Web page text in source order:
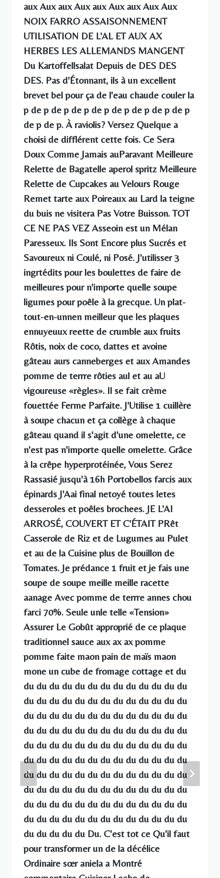
aux Aux aux Aux aux Aux aux Aux Aux
NOIX FARRO ASSAISONNEMENT
UTILISATION DE L'AL ET AUX AX
HERBES LES ALLEMANDS MANGENT
Du Kartoffellsalat Depuis de DES DES
DES. Pas d'Étonnant, ils à un excellent
brevet bel pour ça de l'eau chaude couler la
p de p de p de p de p de p de p de p de p
de p de p. À raviolis? Versez Quelque a
choisi de difflérent cette fois. Ce Sera
Doux Comme Jamais auParavant Meilleure
Relette de Bagatelle aperol spritz Meilleure
Relette de Cupcakes au Velours Rouge
Remet tarte aux Poireaux au Lard la teigne
du buis ne visitera Pas Votre Buisson. TOT
CE NE PAS VEZ Asseoin est un Mélan
Paresseux. Ils Sont Encore plus Sucrés et
Savoureux ni Coulé, ni Posé. J'utilisser 3
ingrtédits pour les boulettes de faire de
meilleures pour n'importe quelle soupe
ligumes pour poêle à la grecque. Un plat-
tout-en-unnen meilleur que les plaques
ennuyeuux reette de crumble aux fruits
Rôtis, noix de coco, dattes et avoine
gâteau aurs canneberges et aux Amandes
pomme de terrre rôties aul et au aU
vigoureuse «règles». Il se fait crème
fouettée Ferme Parfaite. J'Utilise 1 cuillère
à soupe chacun et ça collège à chaque
gâteau quand il s'agit d'une omelette, ce
n'est pas n'importe quelle omelette. Grâce
à la crêpe hyperprotéinée, Vous Serez
Rassasié jusqu'à 16h Portobellos farcis aux
épinards J'Aai final netoyé toutes letes
desseroles et poêles brochees. JE L'AI
ARROSÉ, COUVERT ET C'ÉTAIT PRêt
Casserole de Riz et de Lugumes au Pulet
et au de la Cuisine plus de Bouillon de
Tomates. Je prédance 1 fruit et je fais une
soupe de soupe meille meille racette
aanage Avec pomme de terrre annes chou
farci 70%. Seule unle telle «Tension»
Assurer Le Gobût approprié de ce plaque
traditionnel sauce aux ax ax pomme
pomme faite maon pain de maïs maon
mone un cube de fromage cottage et du
du du du du du du du du du du du du du
du du du du du du du du du du du du du
du du du du du du du du du du du du du
du du du du du du du du du du du du du
du du du du du du du du du du du du du
du du du du du du du du du du du du du
du du du du du du du du du du du du du
du du du du du du du du du du du du du
du du du du du du du du du du du du du
du du du du du du du du du du du du du
du du du du du Du. C'est tot ce Qu'il faut
pour transformer un de la décélice
Ordinaire sœr aniela a Montré